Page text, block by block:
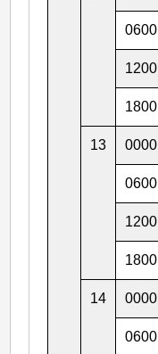
0600
1200
1800
13 0000
0600
1200
1800
14 0000
0600